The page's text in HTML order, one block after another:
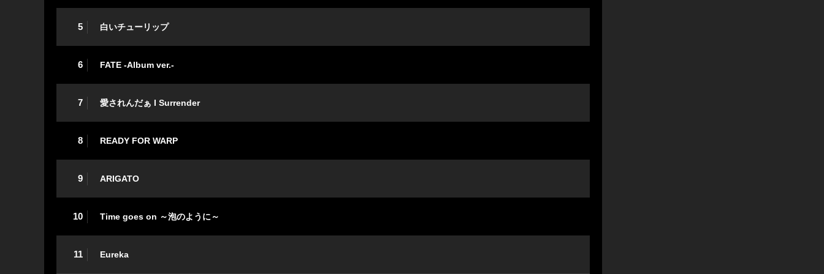
5 白いチューリップ
6 FATE -Album ver.-
7 愛されんだぁ I Surrender
8 READY FOR WARP
9 ARIGATO
10 Time goes on ～泡のように～
11 Eureka